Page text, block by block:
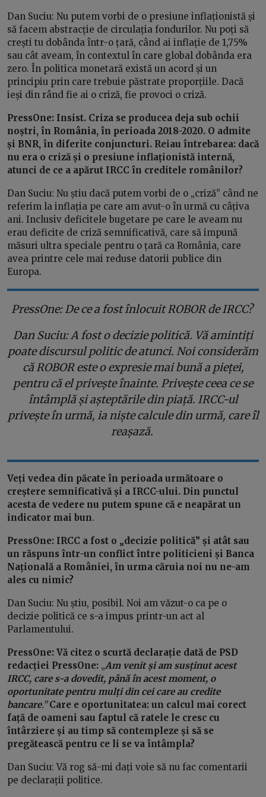
Dan Suciu: Nu putem vorbi de o presiune inflaționistă și
să facem abstracție de circulația fondurilor. Nu poți să
crești tu dobânda într-o țară, când ai inflație de 1,75%
sau cât aveam, în contextul în care global dobânda era
zero. În politica monetară există un acord și un
principiu prin care trebuie păstrate proporțiile. Dacă
ieși din rând fie ai o criză, fie provoci o criză.
PressOne: Insist. Criza se producea deja sub ochii
noștri, în România, în perioada 2018-2020. O admite
și BNR, în diferite conjuncturi. Reiau întrebarea: dacă
nu era o criză și o presiune inflaționistă internă,
atunci de ce a apărut IRCC în creditele românilor?
Dan Suciu: Nu știu dacă putem vorbi de o „criză” când ne
referim la inflația pe care am avut-o în urmă cu câțiva
ani. Inclusiv deficitele bugetare pe care le aveam nu
erau deficite de criză semnificativă, care să impună
măsuri ultra speciale pentru o țară ca România, care
avea printre cele mai reduse datorii publice din
Europa.
PressOne: De ce a fost înlocuit ROBOR de IRCC?
Dan Suciu: A fost o decizie politică. Vă amintiți
poate discursul politic de atunci. Noi considerăm
că ROBOR este o expresie mai bună a pieței,
pentru că el privește înainte. Privește ceea ce se
întâmplă și așteptările din piață. IRCC-ul
privește în urmă, ia niște calcule din urmă, care îl
reașază.
Veți vedea din păcate în perioada următoare o
creștere semnificativă și a IRCC-ului. Din punctul
acesta de vedere nu putem spune că e neapărat un
indicator mai bun.
PressOne: IRCC a fost o „decizie politică” și atât sau
un răspuns într-un conflict între politicieni și Banca
Națională a României, în urma căruia noi nu ne-am
ales cu nimic?
Dan Suciu: Nu știu, posibil. Noi am văzut-o ca pe o
decizie politică ce s-a impus printr-un act al
Parlamentului.
PressOne: Vă citez o scurtă declarație dată de PSD
redacției PressOne: „Am venit și am susținut acest
IRCC, care s-a dovedit, până în acest moment, o
oportunitate pentru mulți din cei care au credite
bancare.” Care e oportunitatea: un calcul mai corect
față de oameni sau faptul că ratele le cresc cu
întârziere și au timp să contempleze și să se
pregătească pentru ce li se va întâmpla?
Dan Suciu: Vă rog să-mi dați voie să nu fac comentarii
pe declarații politice.